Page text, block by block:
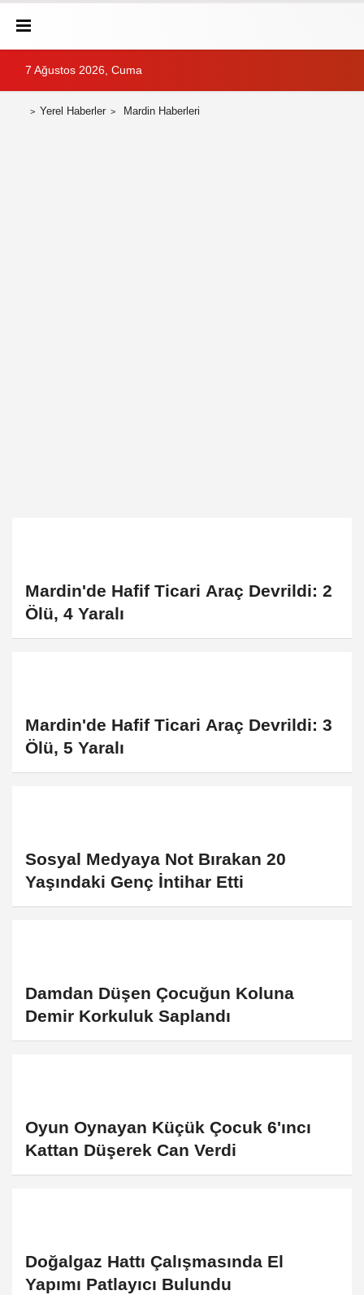
7 Ağustos 2026, Cuma
Yerel Haberler Mardin Haberleri
Mardin'de Hafif Ticari Araç Devrildi: 2
Ölü, 4 Yaralı
Mardin'de Hafif Ticari Araç Devrildi: 3
Ölü, 5 Yaralı
Sosyal Medyaya Not Bırakan 20
Yaşındaki Genç İntihar Etti
Damdan Düşen Çocuğun Koluna
Demir Korkuluk Saplandı
Oyun Oynayan Küçük Çocuk 6'ıncı
Kattan Düşerek Can Verdi
Doğalgaz Hattı Çalışmasında El
Yapımı Patlayıcı Bulundu